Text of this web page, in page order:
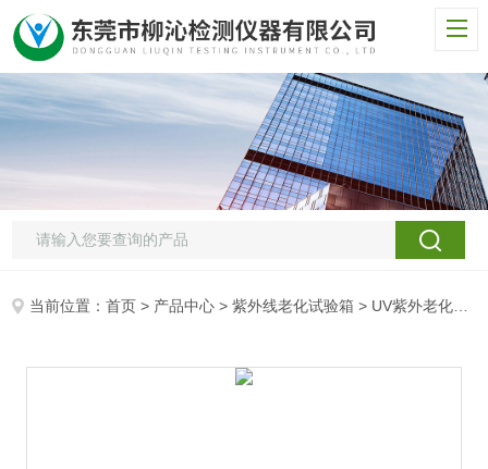
当前位置：首页 > 产品中心 >紫外线老化试验箱 > UV紫外老化检测箱